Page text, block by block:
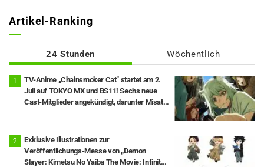
Artikel-Ranking
24 Stunden Wöchentlich
TV-Anime „Chainsmoker Cat“ startet am 2.
Juli auf TOKYO MX und BS11! Sechs neue
Cast-Mitglieder angekündigt, darunter Misato
Exklusive Illustrationen zur
Veröffentlichungs-Messe von „Demon
Slayer: Kimetsu No Yaiba The Movie: Infinity